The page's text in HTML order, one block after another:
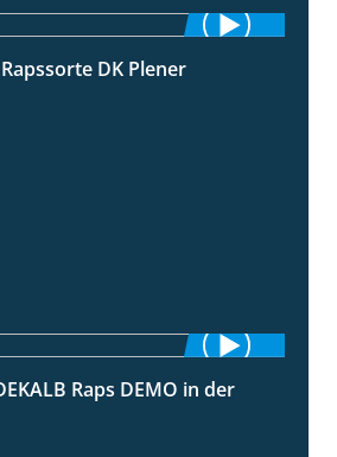
DK Plener
2:37
Raps DEMO in der